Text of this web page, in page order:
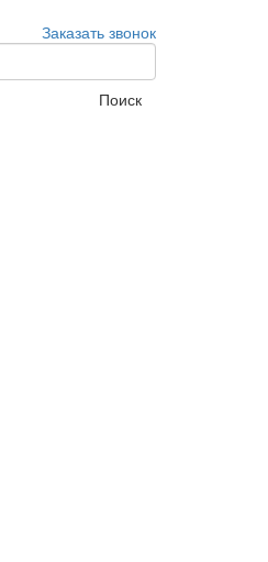
Заказать звонок
Поиск